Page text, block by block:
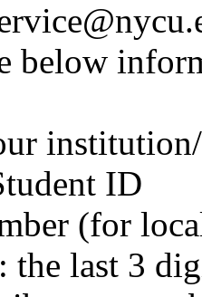
below
ID
(for
the last 3